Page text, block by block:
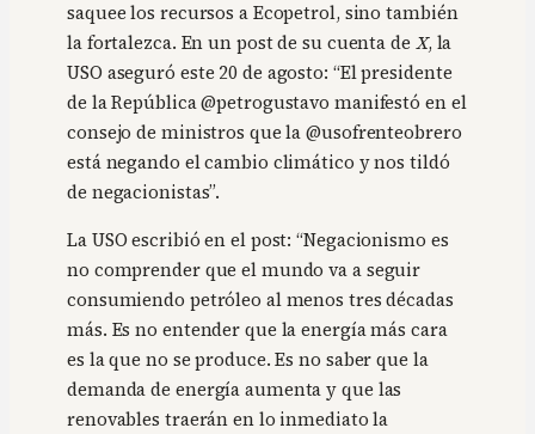
saquee los recursos a Ecopetrol, sino también
la fortalezca. En un post de su cuenta de X, la
USO aseguró este 20 de agosto: “El presidente
de la República @petrogustavo manifestó en el
consejo de ministros que la @usofrenteobrero
está negando el cambio climático y nos tildó
de negacionistas”.
La USO escribió en el post: “Negacionismo es
no comprender que el mundo va a seguir
consumiendo petróleo al menos tres décadas
más. Es no entender que la energía más cara
es la que no se produce. Es no saber que la
demanda de energía aumenta y que las
renovables traerán en lo inmediato la